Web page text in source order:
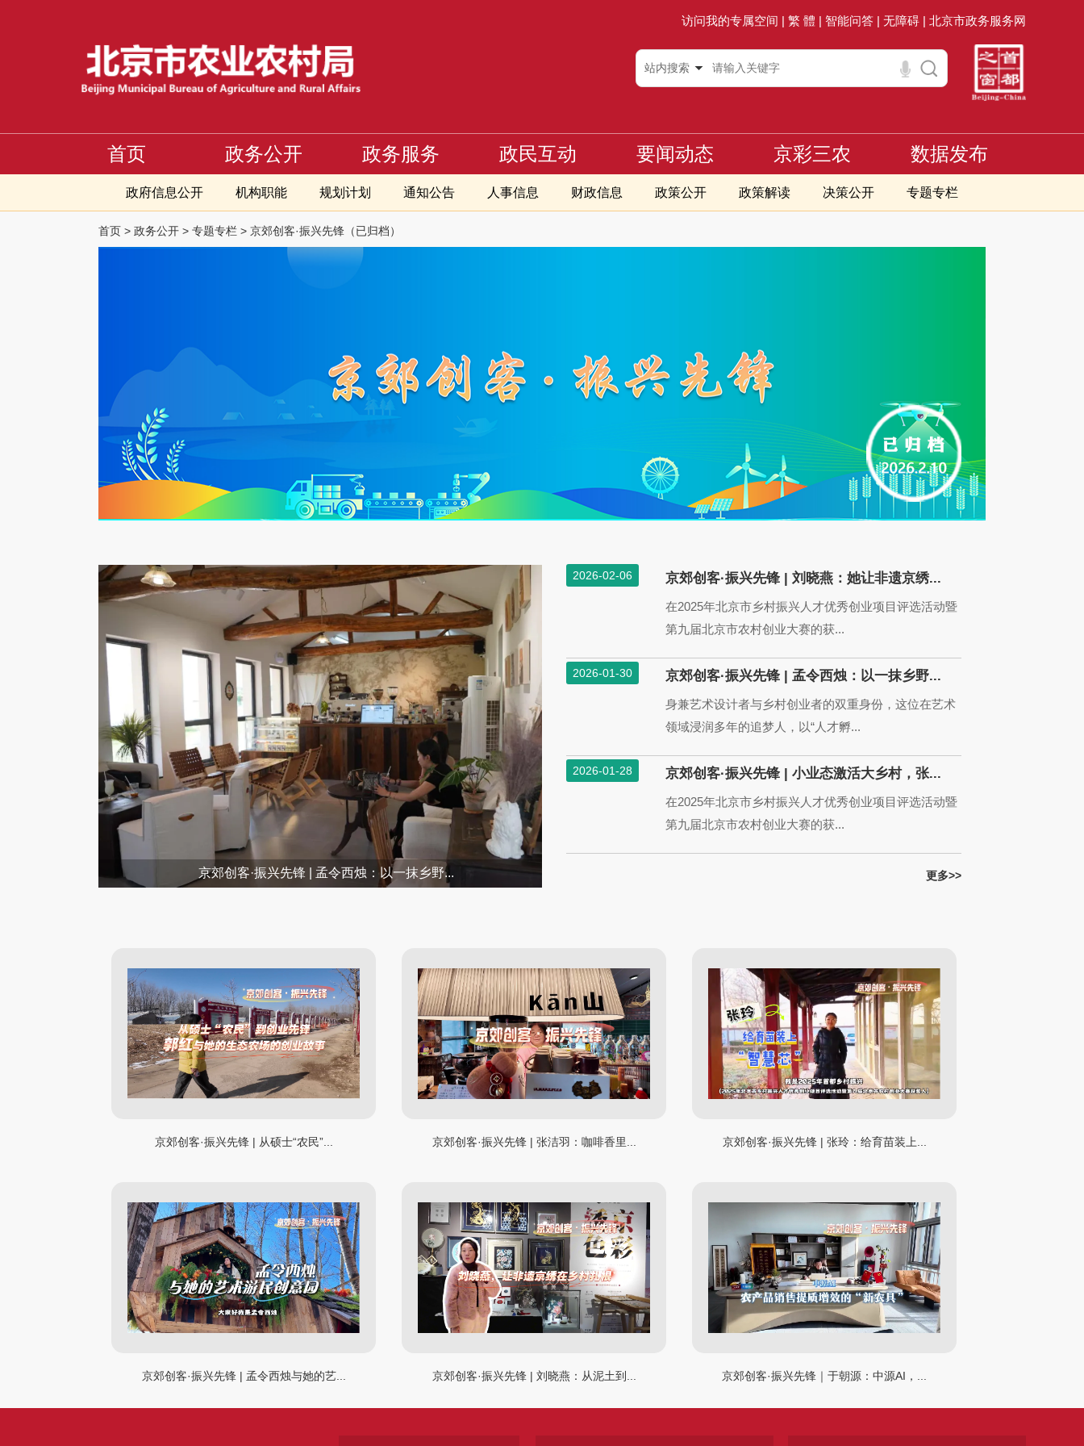
访问我的专属空间 | 繁 體 | 智能问答 | 无障碍 | 北京市政务服务网
站内搜索
首页 政务公开
政府信息公开 机构职能 规划计划 通知公告 人事信息 财政信息 政策公开 政策解读 决策公开 专题专栏
政务服务 政民互动 要闻动态 京彩三农 数据发布
首页 > 政务公开 > 专题专栏 > 京郊创客·振兴先锋（已归档）
京郊创客·振兴先锋 | 孟令西烛：以一抹乡野...
2026-02-06 京郊创客·振兴先锋 | 刘晓燕：她让非遗京绣...
在2025年北京市乡村振兴人才优秀创业项目评选活动暨
第九届北京市农村创业大赛的获...
2026-01-30 京郊创客·振兴先锋 | 孟令西烛：以一抹乡野...
身兼艺术设计者与乡村创业者的双重身份，这位在艺术
领域浸润多年的追梦人，以“人才孵...
2026-01-28 京郊创客·振兴先锋 | 小业态激活大乡村，张...
在2025年北京市乡村振兴人才优秀创业项目评选活动暨
第九届北京市农村创业大赛的获...
更多>>
‌京郊创客·振兴先锋 | 从硕士“农民”... 京郊创客·振兴先锋 | 张洁羽：咖啡香里... 京郊创客·振兴先锋 | 张玲：给育苗装上...
京郊创客·振兴先锋 | 孟令西烛与她的艺... 京郊创客·振兴先锋 | 刘晓燕：从泥土到... 京郊创客·振兴先锋｜于朝源：中源AI，...